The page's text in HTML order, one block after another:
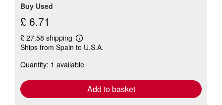
Buy Used
£ 6.71
£ 27.58 shipping
Learn
more
shipping
Ships from Spain to U.S.A.
Quantity: 1 available
Add to basket